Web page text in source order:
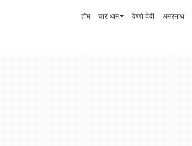
होम चार धाम वैष्णो देवी अमरनाथ